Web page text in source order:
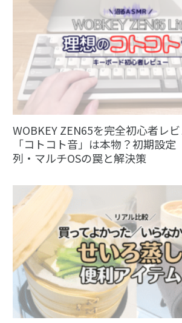
WOBKEY ZEN65を完全初心者レ
「コトコト音」は本物？初期設定
列・マルチOSの罠と解決策